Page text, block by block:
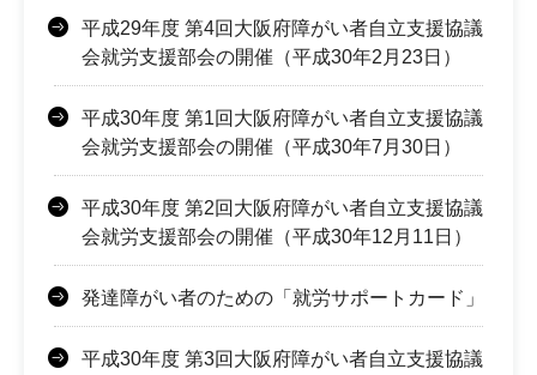
平成29年度 第4回大阪府障がい者自立支援協議
会就労支援部会の開催（平成30年2月23日）
平成30年度 第1回大阪府障がい者自立支援協議
会就労支援部会の開催（平成30年7月30日）
平成30年度 第2回大阪府障がい者自立支援協議
会就労支援部会の開催（平成30年12月11日）
発達障がい者のための「就労サポートカード」
平成30年度 第3回大阪府障がい者自立支援協議